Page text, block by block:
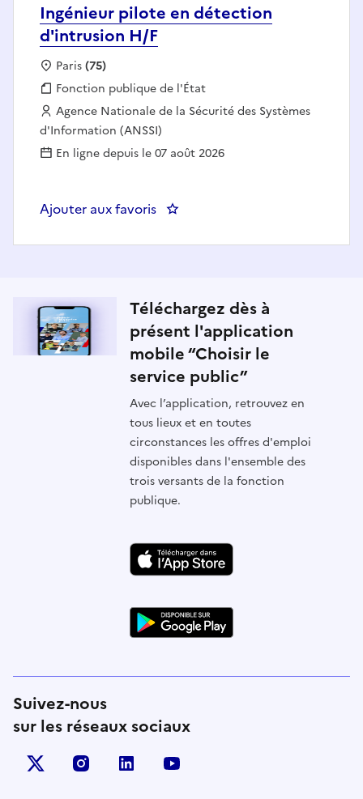
Ingénieur pilote en détection
d'intrusion H/F
Localisation :
Paris(75)
Fonction publique :
Fonction publique de l'État
Employeur :
Agence Nationale de la Sécurité des Systèmes
d'Information (ANSSI)
En ligne depuis le 07 août 2026
Ajouter aux favoris : Ingénieur pilote en détection
Téléchargez dès à
présent l'application
mobile “Choisir le
service public”
Avec l’application, retrouvez en
tous lieux et en toutes
circonstances les offres d'emploi
disponibles dans l'ensemble des
trois versants de la fonction
publique.
Suivez-nous
sur les réseaux sociaux
X (anciennement Twitter)
instagramlinkedin